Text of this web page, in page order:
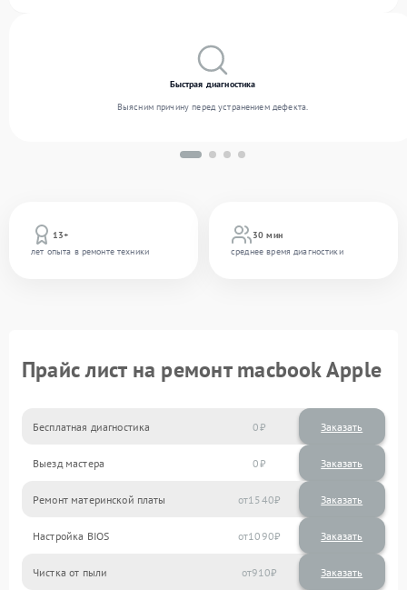
13+
лет опыта в ремонте техники
30 мин
среднее время диагностики
Быстрая диагностика
Выясним причину перед устранением дефекта.
Прайс лист на ремонт macbook Apple
Бесплатная диагностика 0 Заказать
Выезд мастера 0 Заказать
Ремонт материнской платы 1540
Настройка BIOS 1090
Чистка от пыли 910